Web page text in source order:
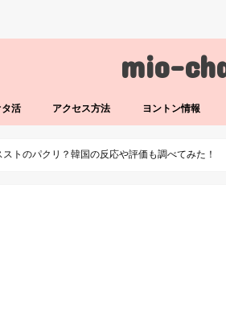
mio-
活 アクセス方法 ヨントン情報
トのパクリ？韓国の反応や評価も調べてみた！